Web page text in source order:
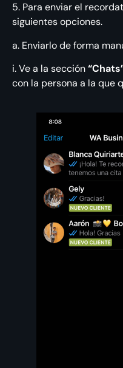
5. Para enviar el
siguientes opciones.
a. Enviarlo de forma
i. Ve a la sección
con la persona a la que